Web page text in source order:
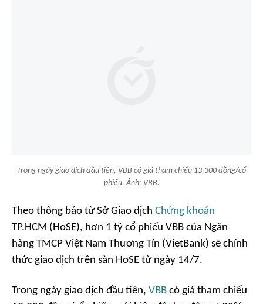
Trong ngày giao dịch đầu tiên, VBB có giá tham chiếu 13.300 đồng/cổ
phiếu. Ảnh: VBB.
Theo thông báo từ Sở Giao dịch Chứng khoán
TP.HCM (HoSE), hơn 1 tỷ cổ phiếu VBB của Ngân
hàng TMCP Việt Nam Thương Tín (VietBank) sẽ chính
thức giao dịch trên sàn HoSE từ ngày 14/7.
Trong ngày giao dịch đầu tiên, VBB có giá tham chiếu